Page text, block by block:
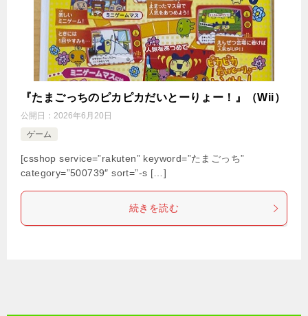
『たまごっちのピカピカだいとーりょー！』（Wii）
公開日： 2026年6月20日
ゲーム
[csshop service=”rakuten” keyword=”たまごっち”
category=”500739″ sort=”-s […]
続きを読む